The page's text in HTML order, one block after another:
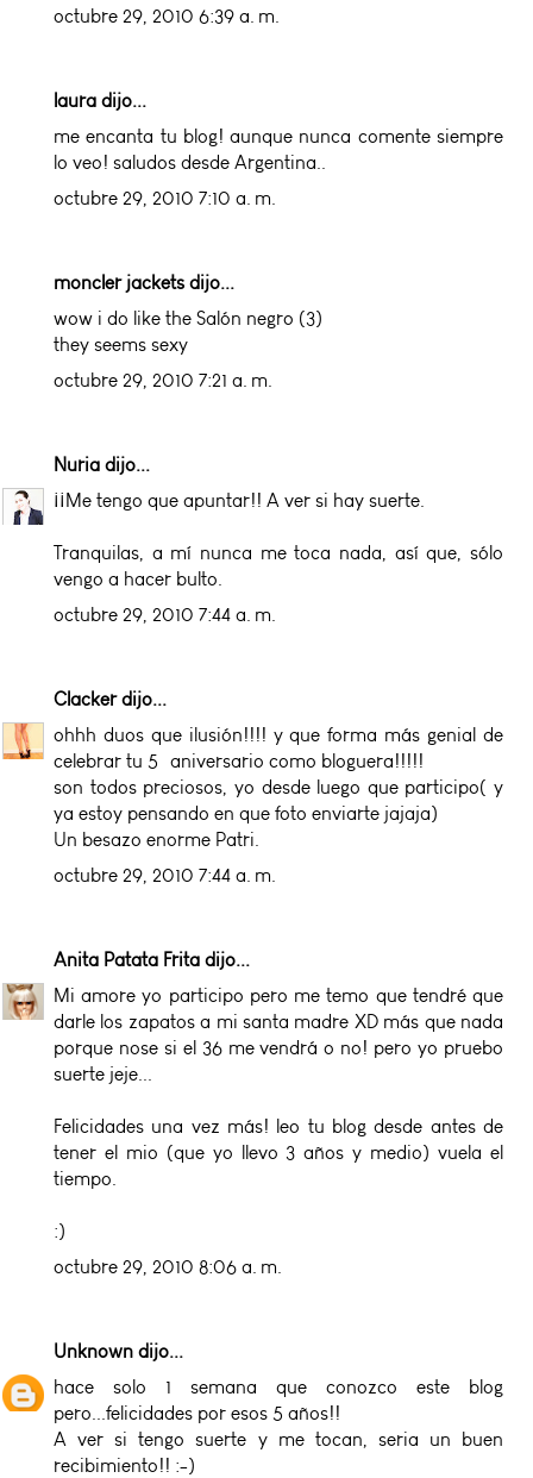
octubre 29, 2010 6:39 a. m.
laura dijo...
me encanta tu blog! aunque nunca comente siempre
lo veo! saludos desde Argentina..
octubre 29, 2010 7:10 a. m.
moncler jackets dijo...
wow i do like the Salón negro (3)
they seems sexy
octubre 29, 2010 7:21 a. m.
Nuria dijo...
¡¡Me tengo que apuntar!! A ver si hay suerte.
Tranquilas, a mí nunca me toca nada, así que, sólo
vengo a hacer bulto.
octubre 29, 2010 7:44 a. m.
Clackerdijo...
ohhh duos que ilusión!!!! y que forma más genial de
celebrar tu 5º aniversario como bloguera!!!!!
son todos preciosos, yo desde luego que participo( y
ya estoy pensando en que foto enviarte jajaja)
Un besazo enorme Patri.
octubre 29, 2010 7:44 a. m.
Anita Patata Frita dijo...
Mi amore yo participo pero me temo que tendré que
darle los zapatos a mi santa madre XD más que nada
porque nose si el 36 me vendrá o no! pero yo pruebo
suerte jeje...
Felicidades una vez más! leo tu blog desde antes de
tener el mio (que yo llevo 3 años y medio) vuela el
tiempo.
:)
octubre 29, 2010 8:06 a. m.
Unknown dijo...
hace solo 1 semana que conozco este blog
pero...felicidades por esos 5 años!!
A ver si tengo suerte y me tocan, seria un buen
recibimiento!! :-)